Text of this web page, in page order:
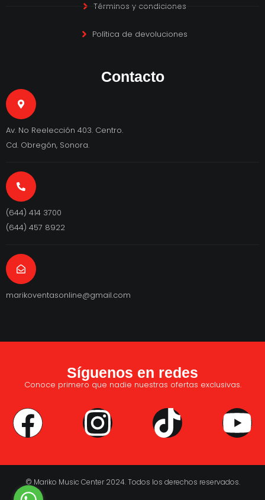
Términos y condiciones
Política de devoluciones
Contacto
Av. No Reelección 403. Centro.
Cd. Obregón, Sonora.
(644) 414 3700
(644) 457 8922
marikoventasonline@gmail.com
Síguenos en redes
Conoce primero que nadie nuestras ofertas exclusivas.
© Mariko Music Center 2024. Todos los derechos reservados.